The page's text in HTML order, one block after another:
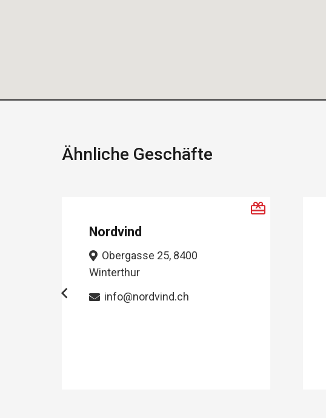
Ähnliche Geschäfte
Sutter Uhren und